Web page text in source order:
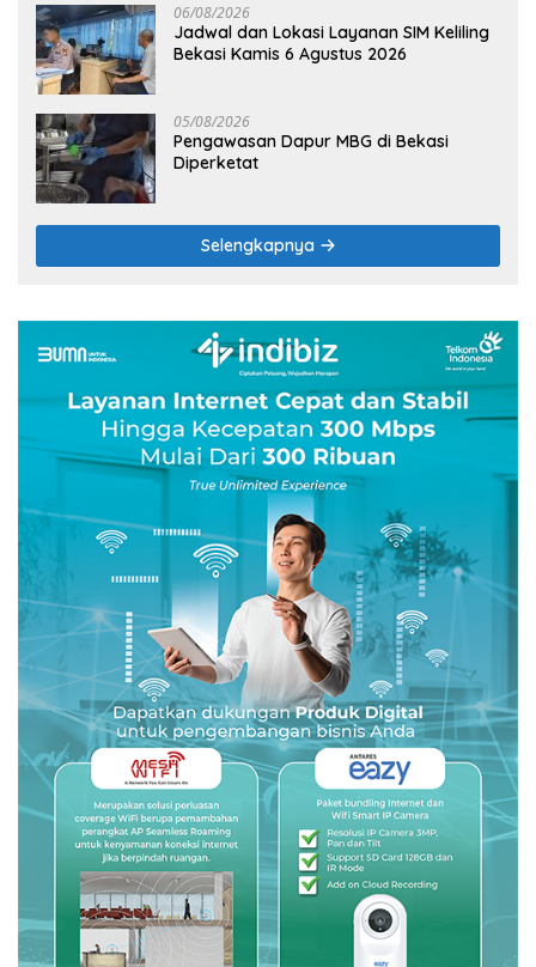
06/08/2026
Jadwal dan Lokasi Layanan SIM Keliling
Bekasi Kamis 6 Agustus 2026
05/08/2026
Pengawasan Dapur MBG di Bekasi
Diperketat
Selengkapnya